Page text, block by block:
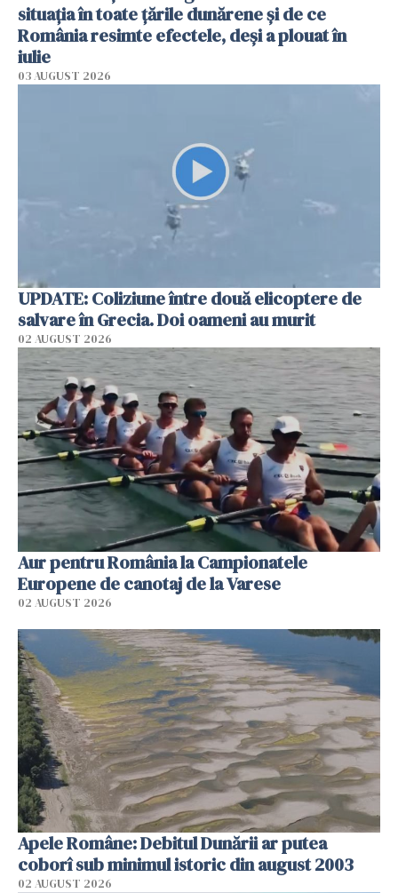
situația în toate țările dunărene și de ce
România resimte efectele, deși a plouat în
iulie
03 AUGUST 2026
UPDATE: Coliziune între două elicoptere de
salvare în Grecia. Doi oameni au murit
02 AUGUST 2026
Aur pentru România la Campionatele
Europene de canotaj de la Varese
02 AUGUST 2026
Apele Române: Debitul Dunării ar putea
coborî sub minimul istoric din august 2003
02 AUGUST 2026